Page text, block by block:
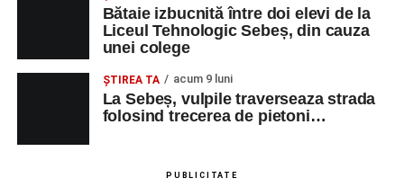
AcompaniazăCluj Tango Orchestra:
Irina Indrei – pian
Robert Indrei – bandoneon
Milena Vădan – vioară
Emanuel Elcean – contrabas
Adrian Lup – violoncel
Bătaie izbucnită între doi elevi de la
Liceul Tehnologic Sebeș, din cauza
unei colege
ŞTIREA TA acum 9 luni
La Sebeș, vulpile traverseaza strada
folosind trecerea de pietoni…
PUBLICITATE